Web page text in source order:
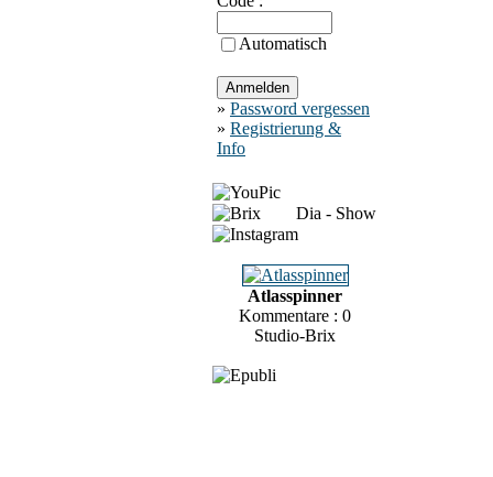
Automatisch
» Password vergessen
» Registrierung &
Info
Dia - Show
Atlasspinner
Kommentare : 0
Studio-Brix